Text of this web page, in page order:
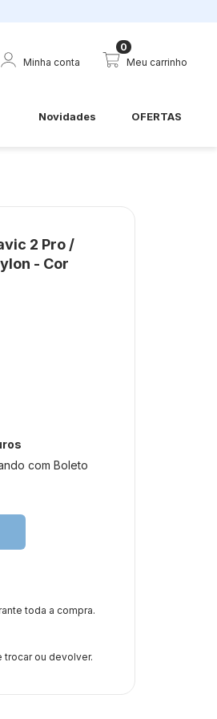
Minha conta Meu carrinho
0
Novidades OFERTAS
2 Pro /
- Cor
com Boleto
toda a compra.
trocar ou devolver.